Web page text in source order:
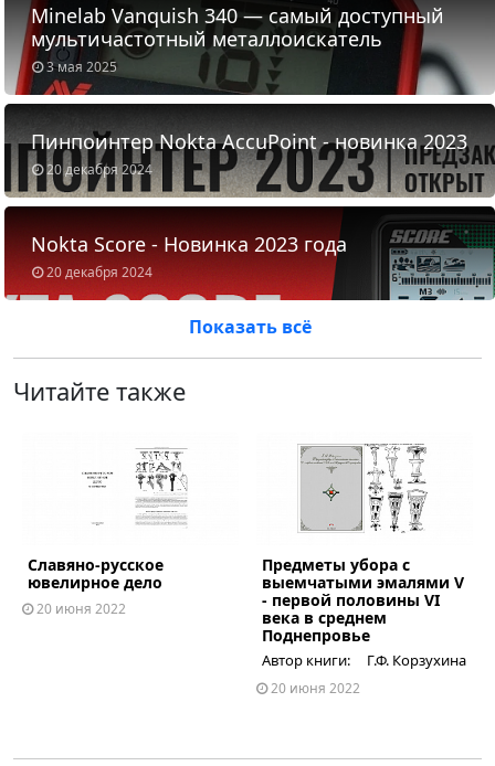
3 мая 2025
Minelab Vanquish 340 — самый доступный
мультичастотный металлоискатель
20 декабря 2024
Пинпоинтер Nokta AccuPoint - новинка 2023
20 декабря 2024
Nokta Score - Новинка 2023 года
Показать всё
Читайте также
Славяно-русское
ювелирное дело
20 июня 2022
Предметы убора с
выемчатыми эмалями V
- первой половины VI
века в среднем
Поднепровье
Автор книги: Г.Ф. Корзухина
20 июня 2022